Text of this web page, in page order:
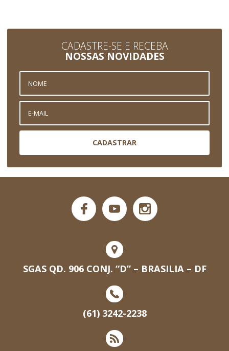
CADASTRE-SE E RECEBA
NOSSAS NOVIDADES
CADASTRAR
SGAS QD. 906 CONJ. “D” – BRASILIA – DF
(61) 3242-2238